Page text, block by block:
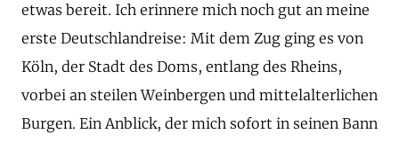
etwas bereit. Ich erinnere mich noch gut an meine
erste Deutschlandreise: Mit dem Zug ging es von
Köln, der Stadt des Doms, entlang des Rheins,
vorbei an steilen Weinbergen und mittelalterlichen
Burgen. Ein Anblick, der mich sofort in seinen Bann